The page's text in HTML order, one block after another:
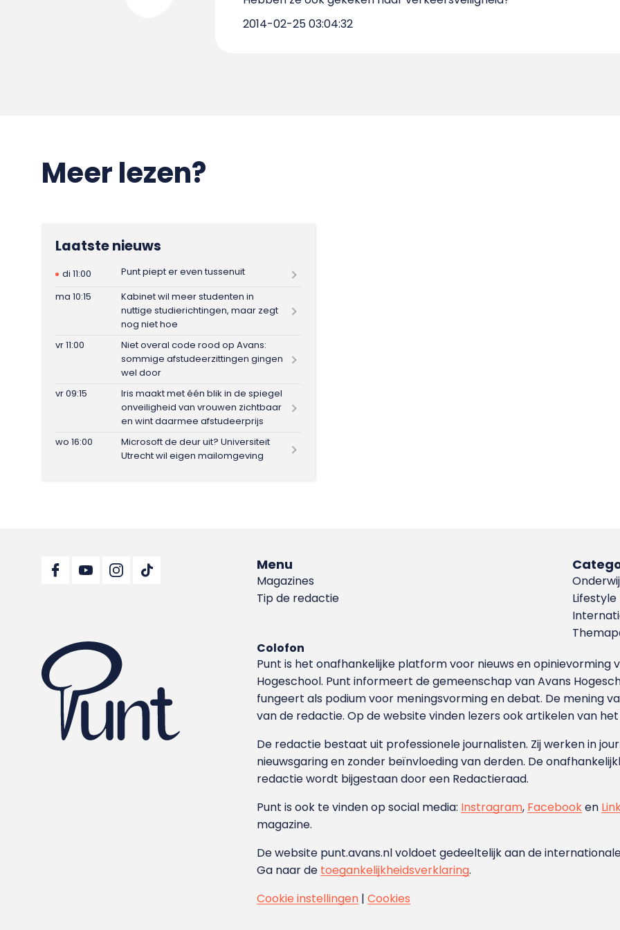
2014-02-25 03:04:32
Meer lezen?
Laatste nieuws
di 11:00
Punt piept er even tussenuit
ma 10:15
Kabinet wil meer studenten in
nuttige studierichtingen, maar zegt
nog niet hoe
vr 11:00
Niet overal code rood op Avans:
sommige afstudeerzittingen gingen
wel door
vr 09:15
Iris maakt met één blik in de spiegel
onveiligheid van vrouwen zichtbaar
en wint daarmee afstudeerprijs
wo 16:00
Microsoft de deur uit? Universiteit
Utrecht wil eigen mailomgeving
Menu
Magazines
Tip de redactie
Lifestyle
Colofon
Punt is het onafhankelijke platform voor nieuws en opinievorming
Hoge­school. Punt informeert de gemeenschap van Avans
fungeert als podium voor meningsvorming en debat. De mening
van de redactie. Op de website vinden lezers ook artikelen van het
De redactie bestaat uit professionele journalisten. Zij werken in
nieuwsgaring en zonder beïnvloeding van derden. De
redactie wordt bijgestaan door een Redactieraad.
Punt is ook te vinden op social media: Instragram, Facebooken
magazine.
De website punt.avans.nl voldoet gedeeltelijk aan de
Ga naar de toegankelijkheidsverklaring.
Cookie instellingen |Cookies